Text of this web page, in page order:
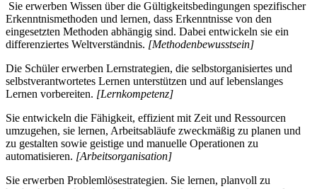
Sie erwerben Wissen über die Gültigkeitsbedingungen spezifischer
Erkenntnismethoden und lernen, dass Erkenntnisse von den
eingesetzten Methoden abhängig sind. Dabei entwickeln sie ein
differenziertes Weltverständnis. [Methodenbewusstsein]
Die Schüler erwerben Lernstrategien, die selbstorganisiertes und
selbstverantwortetes Lernen unterstützen und auf lebenslanges
Lernen vorbereiten. [Lernkompetenz]
Sie entwickeln die Fähigkeit, effizient mit Zeit und Ressourcen
umzugehen, sie lernen, Arbeitsabläufe zweckmäßig zu planen und
zu gestalten sowie geistige und manuelle Operationen zu
automatisieren. [Arbeitsorganisation]
Sie erwerben Problemlösestrategien. Sie lernen, planvoll zu